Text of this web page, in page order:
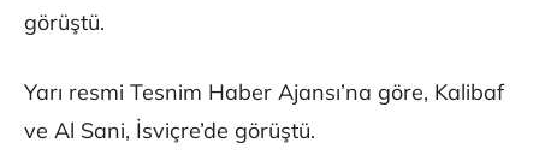
görüştü.
Yarı resmi Tesnim Haber Ajansı’na göre, Kalibaf
ve Al Sani, İsviçre’de görüştü.